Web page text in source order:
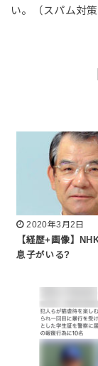
い。（スパム対策
2020年3月2日
【経歴+画像】
息子がいる?